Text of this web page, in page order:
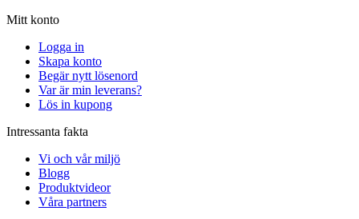
Mitt konto
Logga in
Skapa konto
Begär nytt lösenord
Var är min leverans?
Lös in kupong
Intressanta fakta
Vi och vår miljö
Blogg
Produktvideor
Våra partners